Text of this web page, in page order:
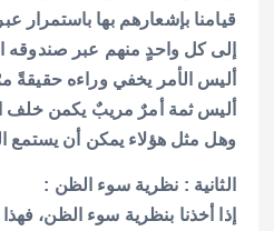
قيامنا بإشعارهم بها باستمرار
إلى كل واحدٍ منهم عبر صندوقه
أليس الأمر يخفي وراءه حقيقةً
أليس ثمة أمرٌ مريبٌ يكمن خلف
وهل مثل هؤلاء يمكن أن يستمع
الثانية : نظرية سوء الظن :
إذا أخذنا بنظرية سوء الظن،